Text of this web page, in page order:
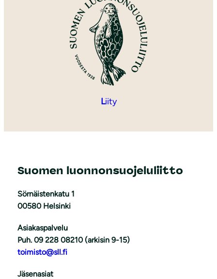
Liity
Suomen luonnonsuojeluliitto
Sörnäistenkatu 1
00580 Helsinki
Asiakaspalvelu
Puh. 09 228 08210 (arkisin 9-15)
toimisto@sll.fi
Jäsenasiat